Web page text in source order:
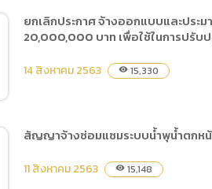
ยกเลิกประกาศ จ้างออกแบบและประ
20,000,000 บาท เพื่อใช้ในการปรับ
14 สิงหาคม 2563 visibility 15,330
สัญญาจ้างซ่อมแซมระบบน้ำพุน้ำตกหน้
11 สิงหาคม 2563 visibility 15,148